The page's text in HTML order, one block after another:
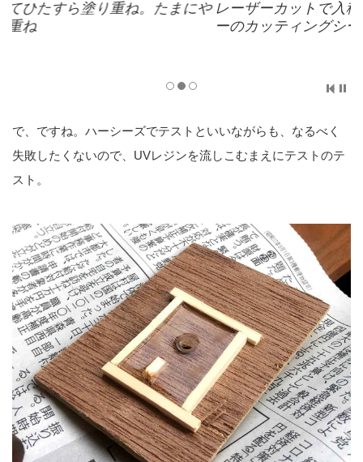
レーザーカットで入稿したデータそのままでシルバ
ーのカッティングシートをカット
で、ですね。ハーシーズでテストといいながらも、なるべく
失敗したくないので、UVレジンを流しこむまえにテストのテ
スト。